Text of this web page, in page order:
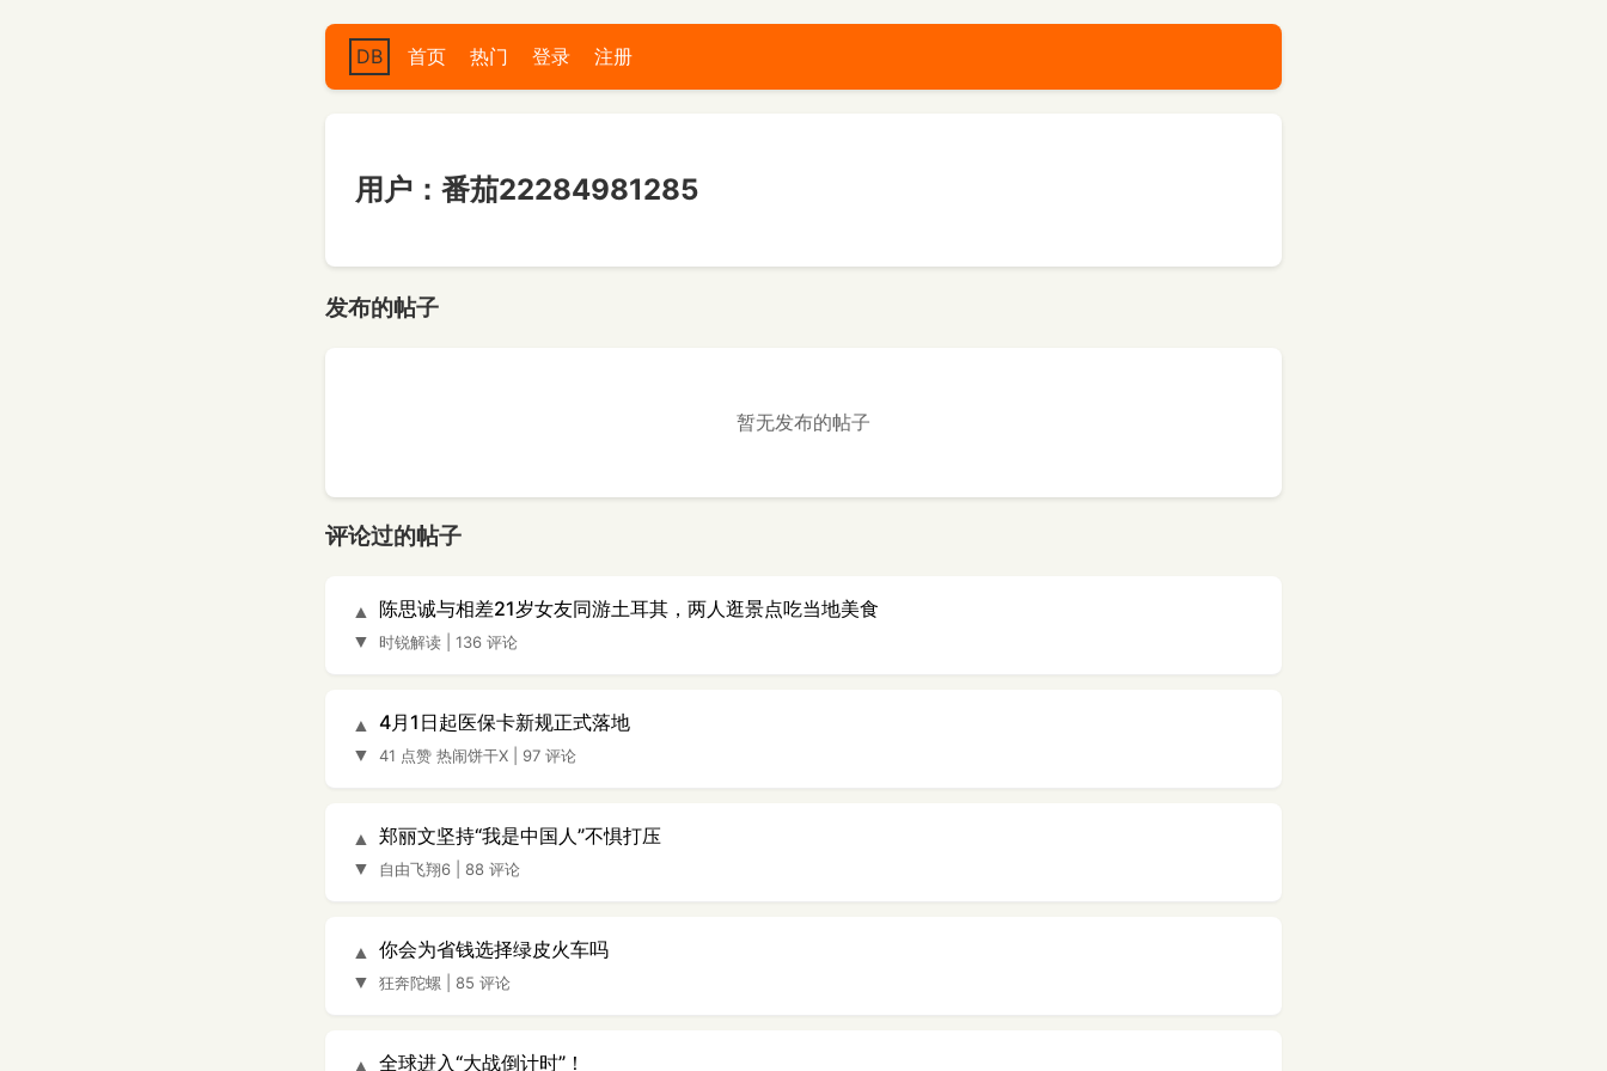
DB 首页 热门 登录 注册
用户：番茄22284981285
发布的帖子
暂无发布的帖子
评论过的帖子
▲
▼
陈思诚与相差21岁女友同游土耳其，两人逛景点吃当地美食
时锐解读 136 评论
▲
▼
4月1日起医保卡新规正式落地
41 点赞 热闹饼干X 97 评论
▲
▼
郑丽文坚持“我是中国人”不惧打压
自由飞翔6 88 评论
▲
▼
你会为省钱选择绿皮火车吗
狂奔陀螺 85 评论
▲ 全球进入“大战倒计时”！